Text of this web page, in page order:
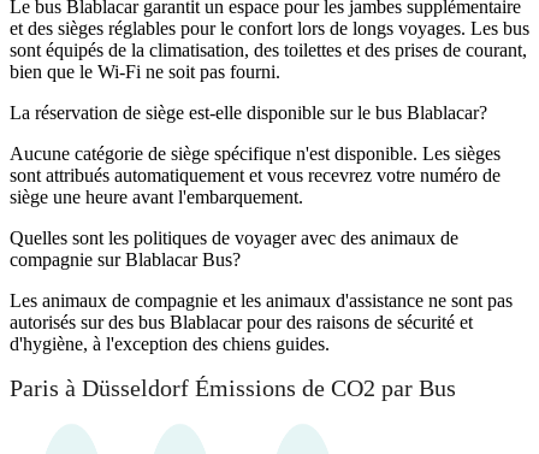
Le bus Blablacar garantit un espace pour les jambes supplémentaire
et des sièges réglables pour le confort lors de longs voyages. Les bus
sont équipés de la climatisation, des toilettes et des prises de courant,
bien que le Wi-Fi ne soit pas fourni.
La réservation de siège est-elle disponible sur le bus Blablacar?
Aucune catégorie de siège spécifique n'est disponible. Les sièges
sont attribués automatiquement et vous recevrez votre numéro de
siège une heure avant l'embarquement.
Quelles sont les politiques de voyager avec des animaux de
compagnie sur Blablacar Bus?
Les animaux de compagnie et les animaux d'assistance ne sont pas
autorisés sur des bus Blablacar pour des raisons de sécurité et
d'hygiène, à l'exception des chiens guides.
Paris à Düsseldorf Émissions de CO2 par Bus